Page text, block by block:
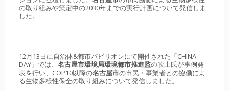
の取り組みや策定中の2030年までの実行計画について発信しま
した。
12月13日に自治体&都市パビリオンにて開催された「CHINA
DAY」では、 名古屋市環境局環境都市推進監の吹上氏が事例発
表を行い、COP10以降の名古屋市の市民・事業者との協働によ
る生物多様性保全の取り組みについて発信しました。